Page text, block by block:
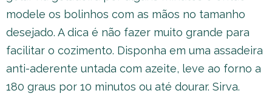
modele os bolinhos com as mãos no tamanho
desejado. A dica é não fazer muito grande para
facilitar o cozimento. Disponha em uma assadeira
anti-aderente untada com azeite, leve ao forno a
180 graus por 10 minutos ou até dourar. Sirva.